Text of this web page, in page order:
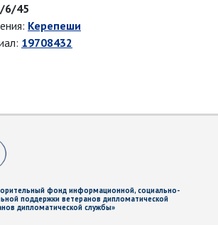
6/45
Керепеши
19708432
фонд информационной, социально-
поддержки ветеранов дипломатической
дипломатической службы»